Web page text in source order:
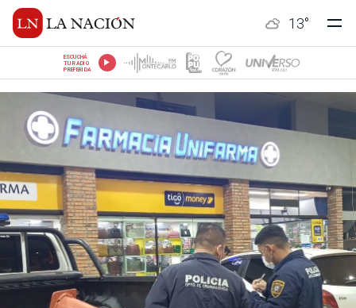
13°
ESCUCHÁ
TU RADIO
PREFERIDA